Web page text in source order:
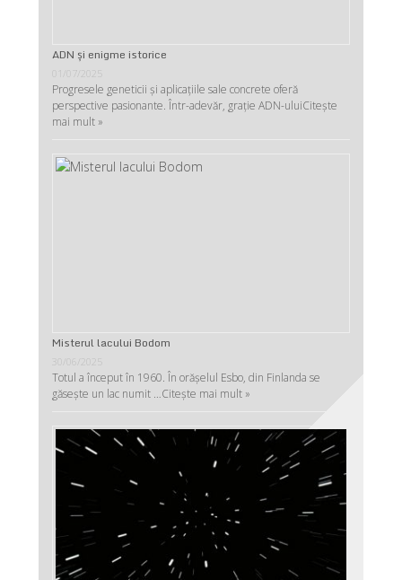
ADN şi enigme istorice
01/07/2025
Progresele geneticii şi aplicaţiile sale concrete oferă
perspective pasionante. Într-adevăr, graţie ADN-uluiCitește
mai mult »
Misterul lacului Bodom
Totul a început în 1960. În orășelul Esbo, din Finlanda se
găsește un lac numit …Citește mai mult »